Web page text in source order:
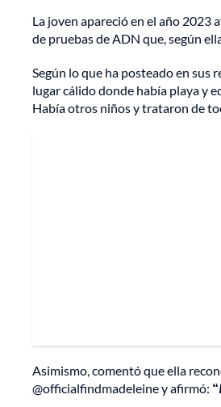
La joven apareció en el año 2023
de pruebas de ADN que, según
Según lo que ha posteado en sus
lugar cálido donde había playa y
Había otros niños y trataron de
Asimismo, comentó que ella
@officialfindmadeleine y afirmó: “